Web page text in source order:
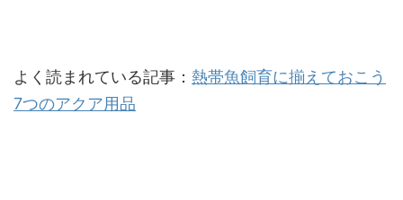
よく読まれている記事： 熱帯魚飼育に揃えておこう
7つのアクア用品